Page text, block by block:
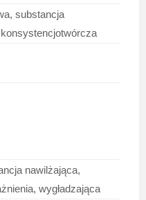
substancja
nawilżająca,
wygładzająca